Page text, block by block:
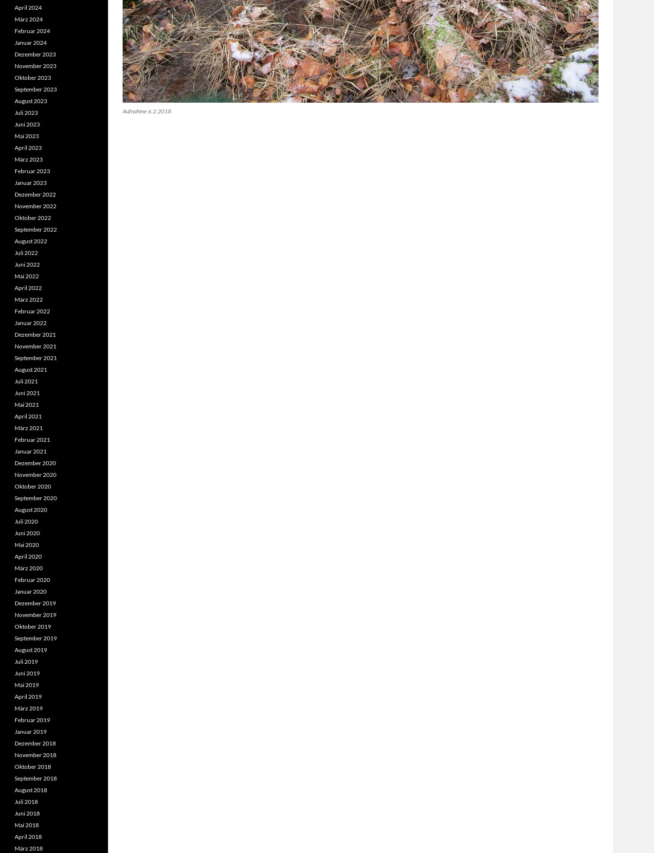
Aufnahme 6.2.2018
April 2024
März 2024
Februar 2024
Januar 2024
Dezember 2023
November 2023
Oktober 2023
September 2023
August 2023
Juli 2023
Juni 2023
Mai 2023
April 2023
März 2023
Februar 2023
Januar 2023
Dezember 2022
November 2022
Oktober 2022
September 2022
August 2022
Juli 2022
Juni 2022
Mai 2022
April 2022
März 2022
Februar 2022
Januar 2022
Dezember 2021
November 2021
September 2021
August 2021
Juli 2021
Juni 2021
Mai 2021
April 2021
März 2021
Februar 2021
Januar 2021
Dezember 2020
November 2020
Oktober 2020
September 2020
August 2020
Juli 2020
Juni 2020
Mai 2020
April 2020
März 2020
Februar 2020
Januar 2020
Dezember 2019
November 2019
Oktober 2019
September 2019
August 2019
Juli 2019
Juni 2019
Mai 2019
April 2019
März 2019
Februar 2019
Januar 2019
Dezember 2018
November 2018
Oktober 2018
September 2018
August 2018
Juli 2018
Juni 2018
Mai 2018
April 2018
März 2018